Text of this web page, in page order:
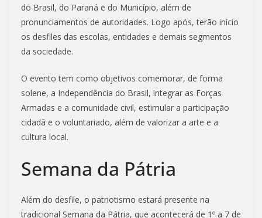
do Brasil, do Paraná e do Município, além de
pronunciamentos de autoridades. Logo após, terão início
os desfiles das escolas, entidades e demais segmentos
da sociedade.
O evento tem como objetivos comemorar, de forma
solene, a Independência do Brasil, integrar as Forças
Armadas e a comunidade civil, estimular a participação
cidadã e o voluntariado, além de valorizar a arte e a
cultura local.
Semana da Pátria
Além do desfile, o patriotismo estará presente na
tradicional Semana da Pátria, que acontecerá de 1º a 7 de